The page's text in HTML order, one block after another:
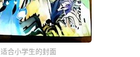
适合小学生的封面